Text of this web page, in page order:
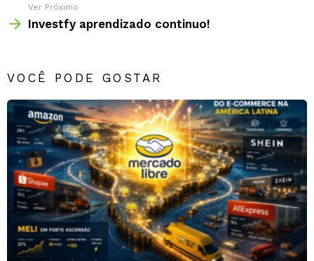
Ver Próximo
Investfy aprendizado continuo!
VOCÊ PODE GOSTAR